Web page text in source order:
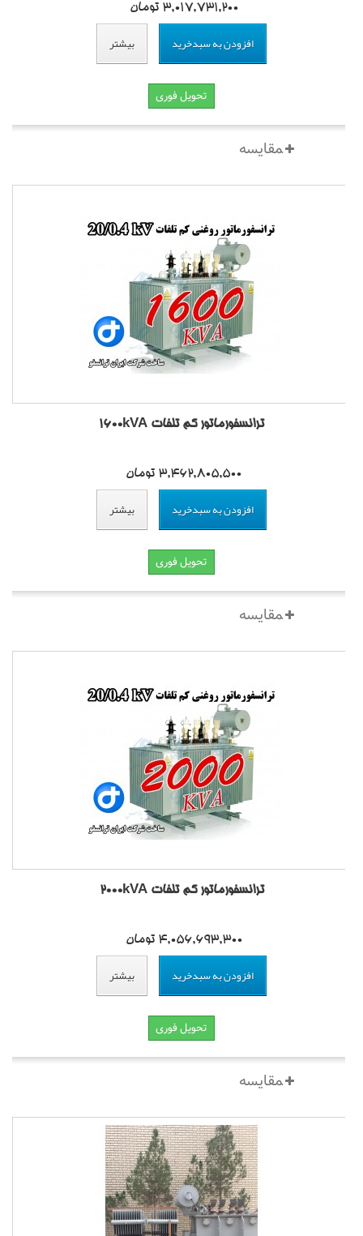
3,017,731,200 تومان
افزودن به سبدخرید بیشتر
تحویل فوری
ترانسفورماتور کم تلفات 1600kVA
3,462,805,500 تومان
افزودن به سبدخرید بیشتر
تحویل فوری
ترانسفورماتور کم تلفات 2000kVA
4,056,693,300 تومان
افزودن به سبدخرید بیشتر
تحویل فوری